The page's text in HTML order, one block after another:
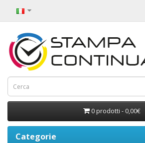
0 prodotti - 0,00€
Categorie